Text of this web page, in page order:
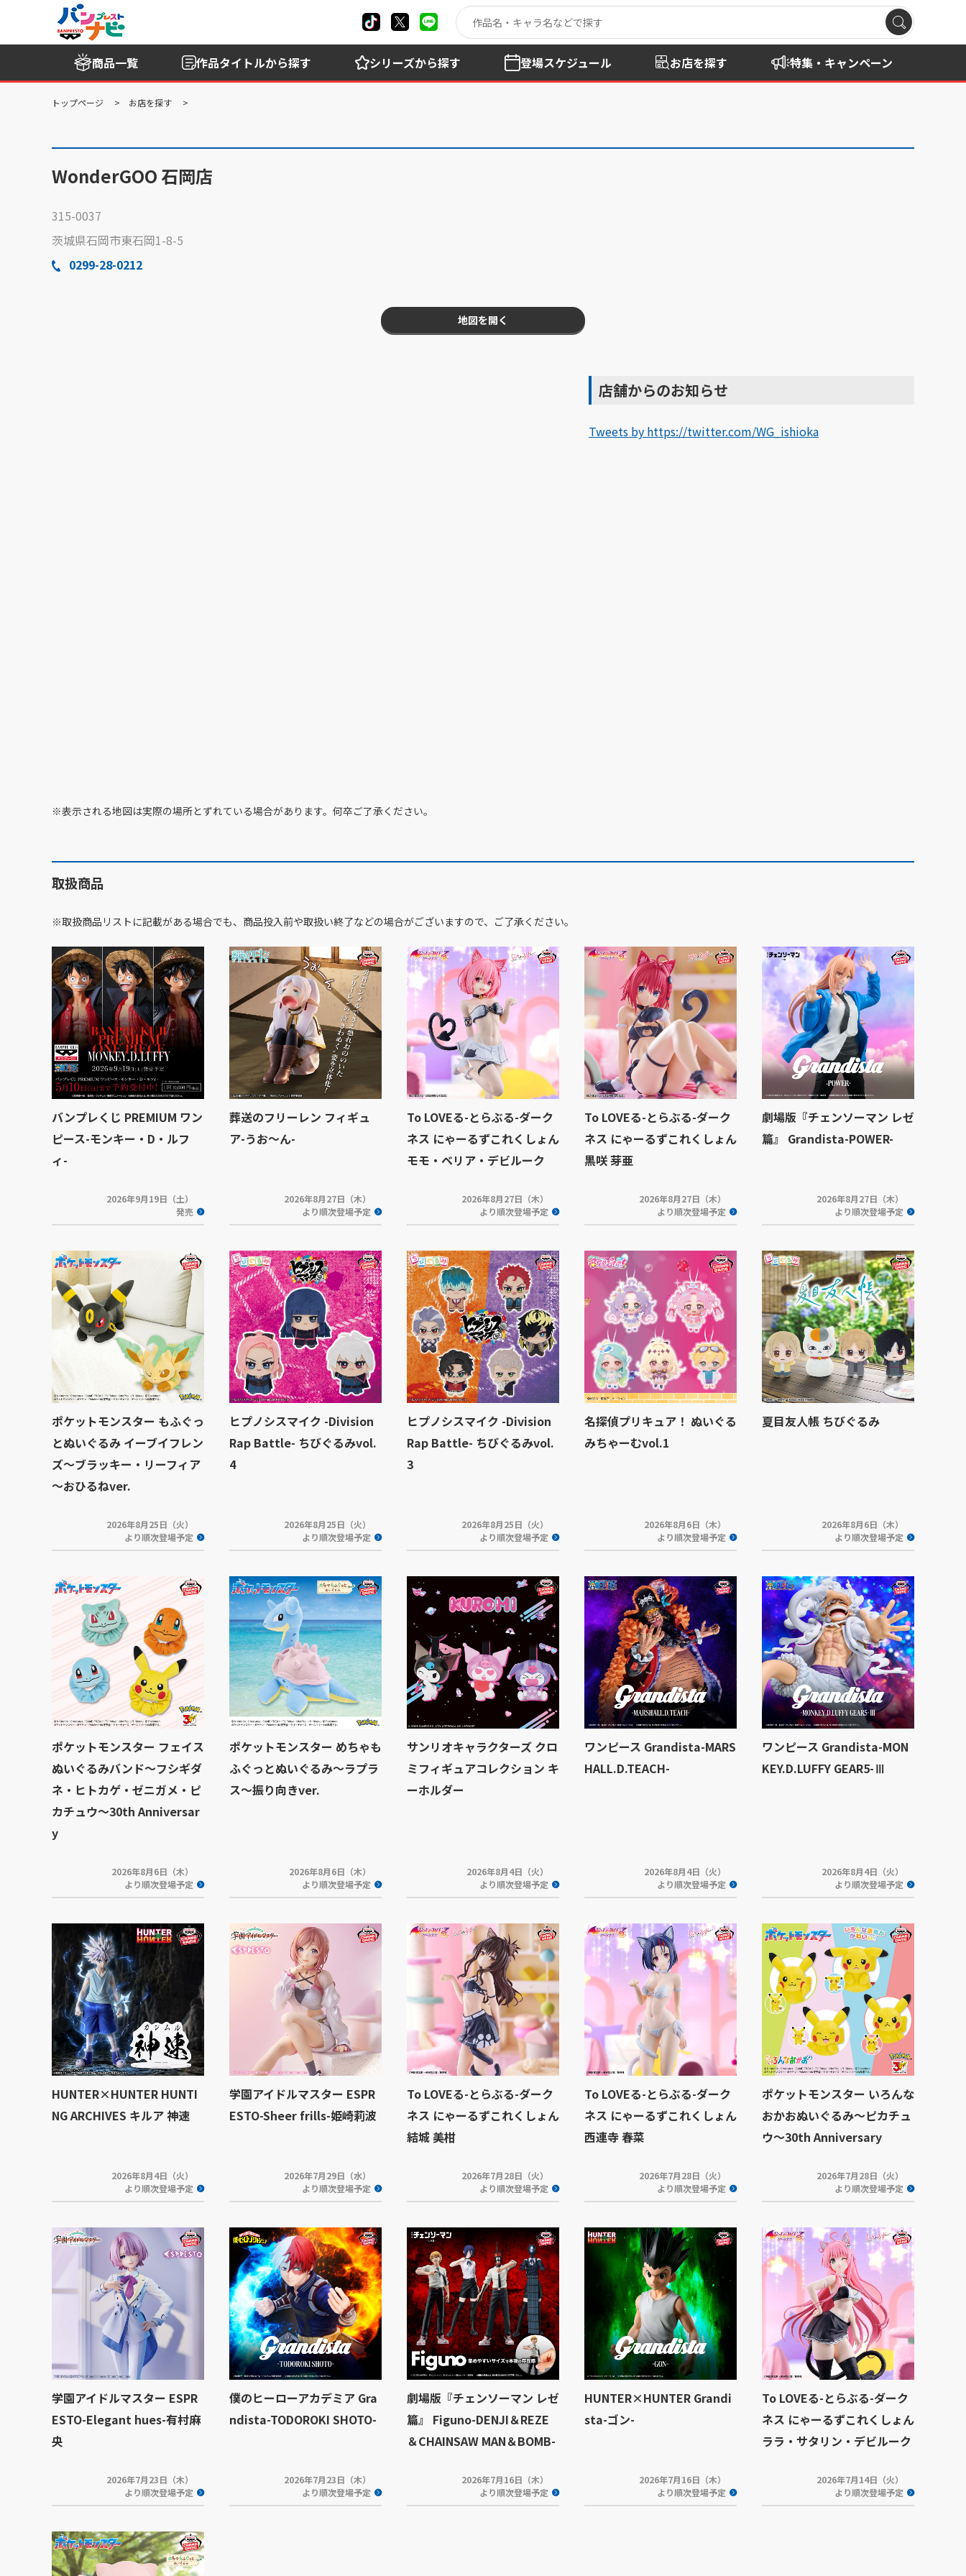
商品一覧 作品タイトルから探す シリーズから探す 登場スケジュール お店を探す 特集・キャンペーン
トップページ お店を探す
WonderGOO 石岡店
315-0037
茨城県石岡市東石岡1-8-5
0299-28-0212
地図を開く
※表示される地図は実際の場所とずれている場合があります。何卒ご了承ください。
店舗からのお知らせ
Tweets by https://twitter.com/WG_ishioka
取扱商品
※取扱商品リストに記載がある場合でも、商品投入前や取扱い終了などの場合がございますので、ご了承ください。
バンプレくじ PREMIUM ワン
ピース-モンキー・D・ルフ
ィ-
2026年9月19日（土）
発売
葬送のフリーレン フィギュ
ア-うお～ん-
2026年8月27日（木）
より順次登場予定
To LOVEる-とらぶる-ダーク
ネス にゃーるずこれくしょん
モモ・ベリア・デビルーク
2026年8月27日（木）
より順次登場予定
To LOVEる-とらぶる-ダーク
ネス にゃーるずこれくしょん
黒咲 芽亜
2026年8月27日（木）
より順次登場予定
劇場版『チェンソーマン レゼ
篇』 Grandista-POWER-
2026年8月27日（木）
より順次登場予定
ポケットモンスター もふぐっ
とぬいぐるみ イーブイフレン
ズ～ブラッキー・リーフィア
～おひるねver.
2026年8月25日（火）
より順次登場予定
ヒプノシスマイク -Division
Rap Battle- ちびぐるみvol.
4
2026年8月25日（火）
より順次登場予定
ヒプノシスマイク -Division
Rap Battle- ちびぐるみvol.
3
2026年8月25日（火）
より順次登場予定
名探偵プリキュア！ ぬいぐる
みちゃーむvol.1
2026年8月6日（木）
より順次登場予定
夏目友人帳 ちびぐるみ
2026年8月6日（木）
より順次登場予定
ポケットモンスター フェイス
ぬいぐるみバンド～フシギダ
ネ・ヒトカゲ・ゼニガメ・ピ
カチュウ～30th Anniversar
y
2026年8月6日（木）
より順次登場予定
ポケットモンスター めちゃも
ふぐっとぬいぐるみ～ラプラ
ス～振り向きver.
2026年8月6日（木）
より順次登場予定
サンリオキャラクターズ クロ
ミフィギュアコレクション キ
ーホルダー
2026年8月4日（火）
より順次登場予定
ワンピース Grandista-MARS
HALL.D.TEACH-
2026年8月4日（火）
より順次登場予定
ワンピース Grandista-MON
KEY.D.LUFFY GEAR5-Ⅲ
2026年8月4日（火）
より順次登場予定
HUNTER×HUNTER HUNTI
NG ARCHIVES キルア 神速
2026年8月4日（火）
より順次登場予定
学園アイドルマスター ESPR
ESTO-Sheer frills-姫崎莉波
2026年7月29日（水）
より順次登場予定
To LOVEる-とらぶる-ダーク
ネス にゃーるずこれくしょん
結城 美柑
2026年7月28日（火）
より順次登場予定
To LOVEる-とらぶる-ダーク
ネス にゃーるずこれくしょん
西連寺 春菜
2026年7月28日（火）
より順次登場予定
ポケットモンスター いろんな
おかおぬいぐるみ～ピカチュ
ウ～30th Anniversary
2026年7月28日（火）
より順次登場予定
学園アイドルマスター ESPR
ESTO-Elegant hues-有村麻
央
2026年7月23日（木）
より順次登場予定
僕のヒーローアカデミア Gra
ndista-TODOROKI SHOTO-
2026年7月23日（木）
より順次登場予定
劇場版『チェンソーマン レゼ
篇』 Figuno-DENJI＆REZE
＆CHAINSAW MAN＆BOMB-
2026年7月16日（木）
より順次登場予定
HUNTER×HUNTER Grandi
sta-ゴン-
2026年7月16日（木）
より順次登場予定
To LOVEる-とらぶる-ダーク
ネス にゃーるずこれくしょん
ララ・サタリン・デビルーク
2026年7月14日（火）
より順次登場予定